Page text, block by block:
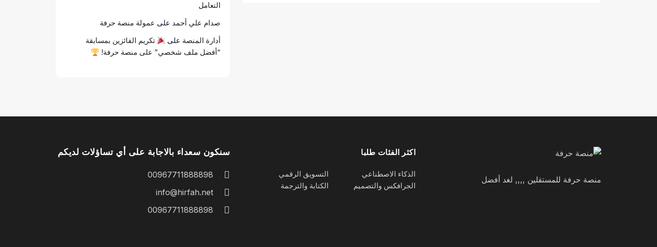
التعامل
صدام علي أحمد على عمولة منصة حرفة
أدارة المنصة على
تكريم الفائزين بمسابقة
“أفضل ملف شخصي” على منصة حرفة!
منصة حرفة للمستقلين ,,,, لغد أفضل
اكثر الفئات طلبا
الذكاء الاصطناعي
التسويق الرقمي
الجرافكس والتصميم
الكتابة والترجمة
سنكون سعداء بالاجابة على أي تساؤلات لديكم
00967711888898
info@hirfah.net
00967711888898